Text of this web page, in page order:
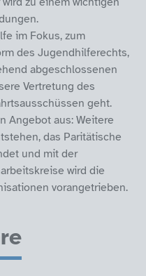
im Fokus, zum
des Jugendhilferechts,
abgeschlossenen
Vertretung des
geht.
Angebot aus: Weitere
das Paritätische
und mit der
wird die
vorangetrieben.